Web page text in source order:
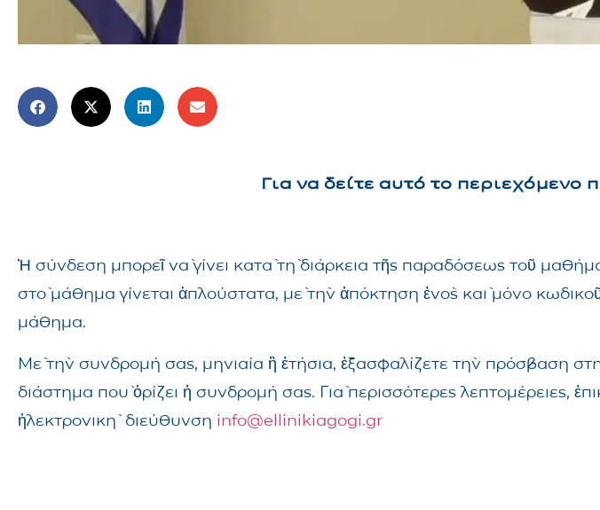
Για να δείτε αυτό το περιεχόμενο
Ἡ σύνδεση μπορεῖ νὰ γίνει κατὰ τὴ διάρκεια τῆς παραδόσεως τοῦ
στὸ μάθημα γίνεται ἁπλούστατα, μὲ τὴν ἀπόκτηση ἑνὸς καὶ μόνο
μάθημα.
Μὲ τὴν συνδρομή σας, μηνιαία ἢ ἐτήσια, ἐξασφαλίζετε τὴν πρόσβαση
διάστημα ποὺ ὁρίζει ἡ συνδρομή σας. Γιὰ περισσότερες λεπτομέρειες,
ἠλεκτρονικὴ διεύθυνση info@ellinikiagogi.gr